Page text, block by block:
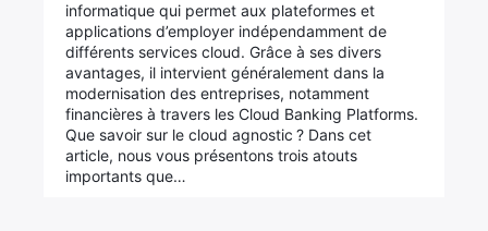
informatique qui permet aux plateformes et
applications d’employer indépendamment de
différents services cloud. Grâce à ses divers
avantages, il intervient généralement dans la
modernisation des entreprises, notamment
financières à travers les Cloud Banking Platforms.
Que savoir sur le cloud agnostic ? Dans cet
article, nous vous présentons trois atouts
importants que…